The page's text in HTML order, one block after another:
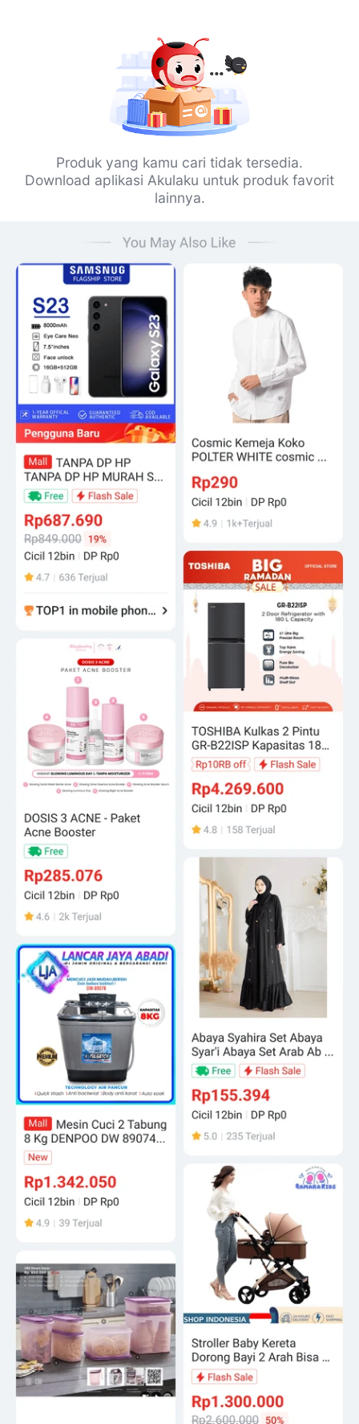
Produk yang kamu cari tidak tersedia.
Download aplikasi Akulaku untuk produk favorit
lainnya.